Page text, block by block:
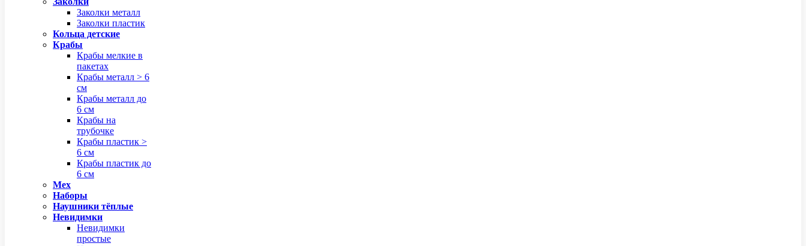
Заколки металл
Заколки пластик
Кольца детские
Крабы
Крабы мелкие в
пакетах
Крабы металл > 6
см
Крабы металл до
6 см
Крабы на
трубочке
Крабы пластик >
6 см
Крабы пластик до
6 см
Мех
Наборы
Наушники тёплые
Невидимки
Невидимки
простые